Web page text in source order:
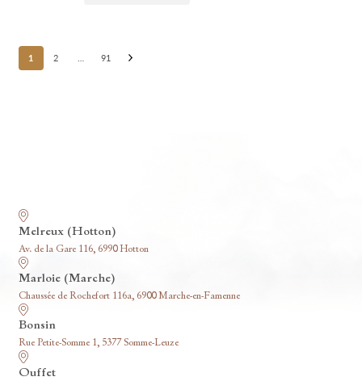
Posts
pagination
1 2 91
Melreux (Hotton)
Av. de la Gare 116, 6990 Hotton
Marloie (Marche)
Chaussée de Rochefort 116a, 6900 Marche-en-Famenne
Bonsin
Rue Petite-Somme 1, 5377 Somme-Leuze
Ouffet